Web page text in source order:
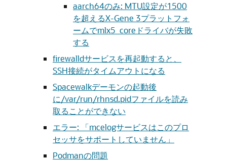
aarch64のみ: MTU設定が1500
を超えるX-Gene 3プラットフォ
ームでmlx5_coreドライバが失敗
する
firewalldサービスを再起動すると、
SSH接続がタイムアウトになる
Spacewalkデーモンの起動後
に/var/run/rhnsd.pidファイルを読み
取ることができない
エラー: 「mcelogサービスはこのプロ
セッサをサポートしていません」
Podmanの問題